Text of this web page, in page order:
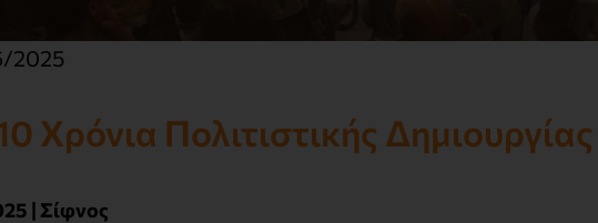
2025
Χρόνια Πολιτιστικής Δημιουργίας
| Σίφνος